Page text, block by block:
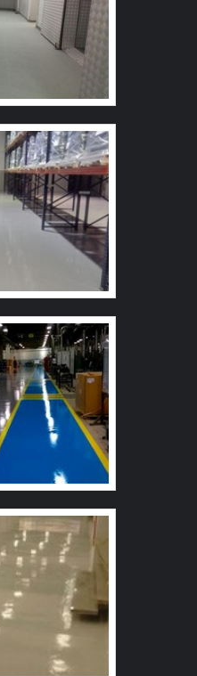
cimentício, a
qualidade final para a
com uma visão analítica
concreto preço justo, é
que tenha produtos e
mas que mostram o
com seus clientes.
de demonstrar
sua área de atuação. Os
Group é a escolha certa
de piso de concreto
com os serviços;
Inovadora; Segura.
SEGMENTO Apenas na
solução mais buscada na
concreto preço justo. É
disponibilizando itens
e tinta epoxi de alta
os serviços e segura,
focar suas ações no
de alta qualidade onde
tecnologia de ponta. Tudo
colaboradores proativos
na área, garante a
com qualidade.